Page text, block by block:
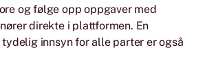
og følge opp oppgaver med
direkte i plattformen. En
innsyn for alle parter er også